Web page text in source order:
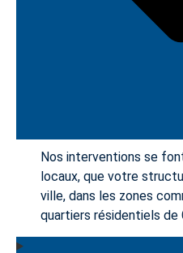
Nos interventions se
locaux, que votre
ville, dans les zones
quartiers résidentiels de